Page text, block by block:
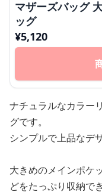
マザーズバッグ
ッグ
¥5,120
ナチュラルなカラー
グです。
シンプルで上品なデ
大きめのメインポケ
どをたっぷり収納で